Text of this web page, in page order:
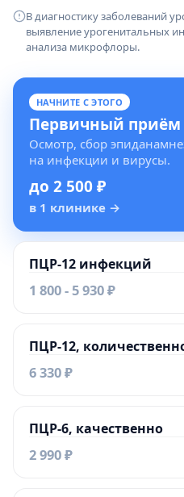
В диагностику заболеваний
выявление урогенитальных
анализа микрофлоры.
НАЧНИТЕ С ЭТОГО
Первичный
Осмотр, сбор
на инфекции и вирусы.
до 2 500 ₽
в 1 клинике →
ПЦР-12 инфекций
1 800 - 5 930 ₽
ПЦР-12,
6 330 ₽
ПЦР-6, качественно
2 990 ₽